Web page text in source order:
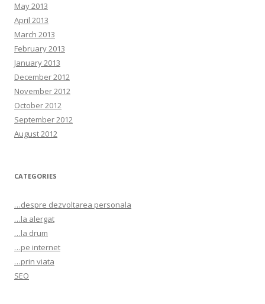
May 2013
April 2013
March 2013
February 2013
January 2013
December 2012
November 2012
October 2012
September 2012
August 2012
CATEGORIES
…despre dezvoltarea personala
…la alergat
…la drum
…pe internet
…prin viata
SEO